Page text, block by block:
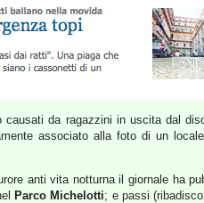
da ragazzini in uscita dal
associato alla foto di un
anti vita notturna il giornale ha
Parco Michelotti; e passi